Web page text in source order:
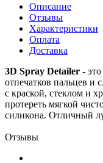
Описание
Отзывы
Характеристики
Оплата
Доставка
3D Spray Detailer -
отпечатков пальцев и
с краской, стеклом и
протереть мягкой
силикона. Отличный
Отзывы